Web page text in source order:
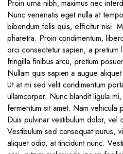
Proin urna nibh, maximus nec
Nunc venenatis eget nulla at
bibendum felis quis, efficitur nisi.
pharetra. Proin condimentum,
orci consectetur sapien, a
fringilla finibus arcu, pretium
Nullam quis sapien a augue
Ut at mi sed velit condimentum
ullamcorper. Nunc blandit ligula
fermentum sit amet. Nam vehicula
Duis pulvinar vestibulum dolor, vel
Vestibulum sed consequat purus,
aliquet odio, at tincidunt nunc.